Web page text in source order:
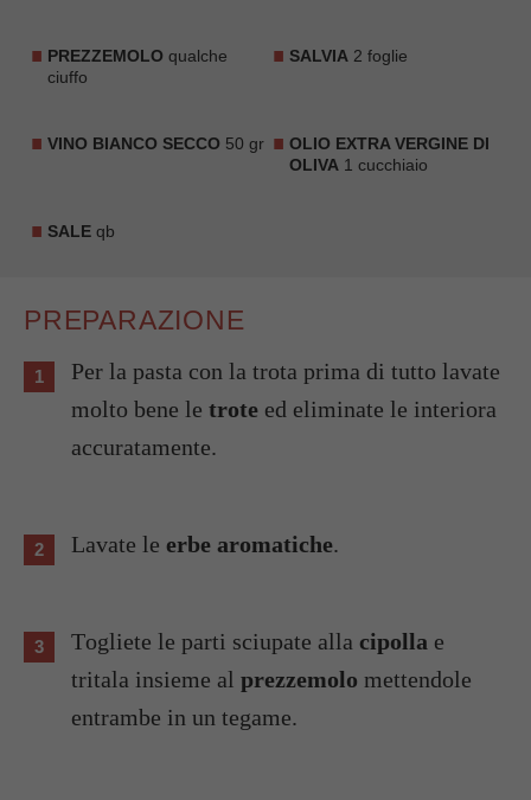
PREZZEMOLO qualche
ciuffo
SALVIA 2 foglie
VINO BIANCO SECCO 50 gr
OLIO EXTRA VERGINE DI
OLIVA 1 cucchiaio
SALE qb
PREPARAZIONE
Per la pasta con la trota prima di tutto lavate
molto bene le trote ed eliminate le interiora
accuratamente.
Lavate le erbe aromatiche.
Togliete le parti sciupate alla cipolla e
tritala insieme al prezzemolo mettendole
entrambe in un tegame.